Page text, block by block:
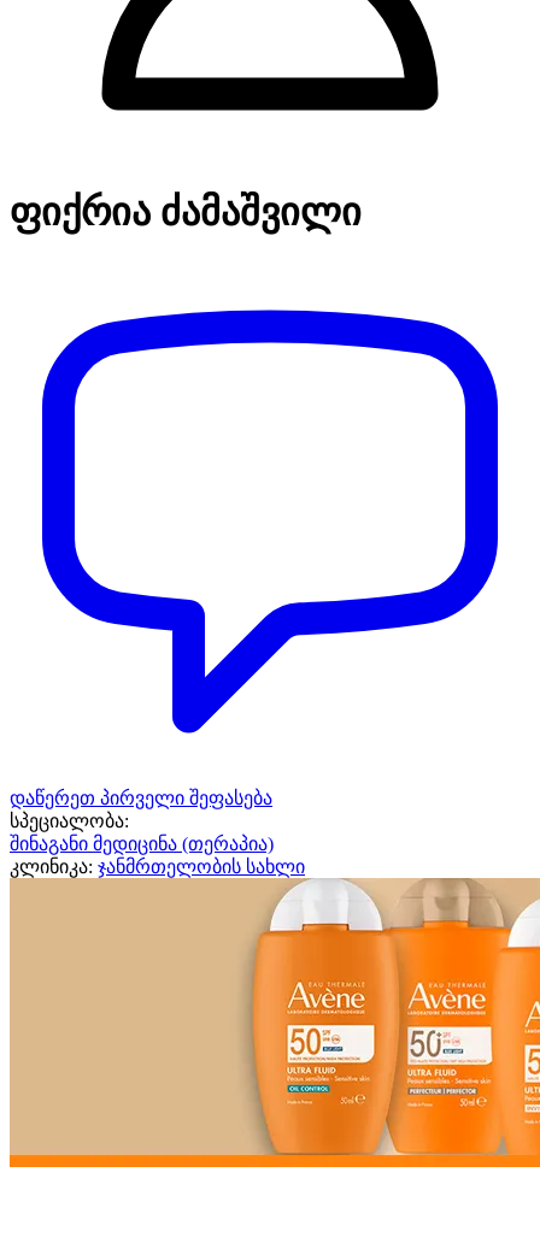
ფიქრია ძამაშვილი
დაწერეთ პირველი შეფასება
სპეციალობა:
შინაგანი მედიცინა (თერაპია)
კლინიკა: ჯანმრთელობის სახლი